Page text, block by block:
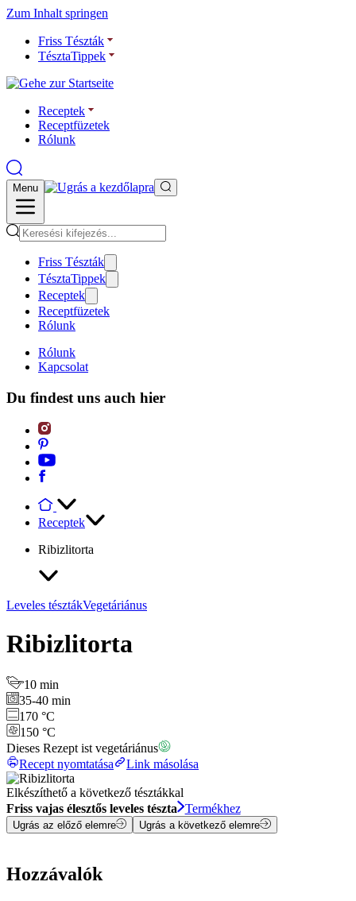
Zum Inhalt springen
Friss Tészták
TésztaTippek
Receptek
Receptfüzetek
Rólunk
Menu
Friss Tészták
TésztaTippek
Receptek
Receptfüzetek
Rólunk
Rólunk
Kapcsolat
Du findest uns auch hier
Receptek
Ribizlitorta
Leveles tésztákVegetáriánus
Ribizlitorta
10 min
35-40 min
170 °C
150 °C
Dieses Rezept ist vegetáriánus
Recept nyomtatása
Link másolása
Elkészíthető a következő tésztákkal
Friss vajas élesztős leveles tészta
Termékhez
Ugrás az előző elemre Ugrás a következő elemre
Hozzávalók